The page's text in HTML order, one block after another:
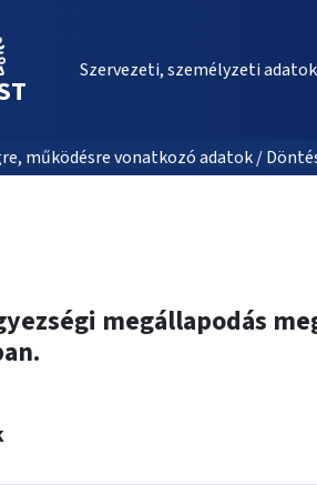
Szervezeti, személyzeti adatok
működésre vonatkozó adatok /
megállapodás